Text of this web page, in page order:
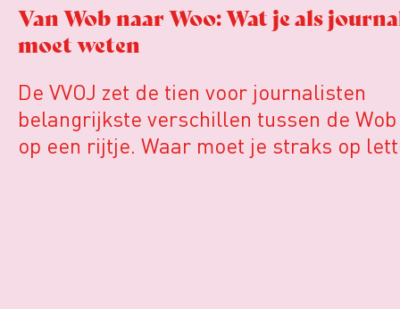
Van Wob naar Woo: Wat je als
moet weten
De VVOJ zet de tien voor journalisten
belangrijkste verschillen tussen de Wob
op een rijtje. Waar moet je straks op